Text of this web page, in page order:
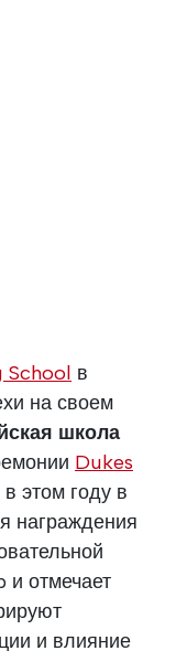
School в
на своем
школа
Dukes
этом году в
награждения
отмечает
и влияние